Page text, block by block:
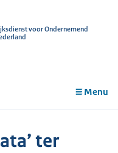
voor Ondernemend
Menu
ter